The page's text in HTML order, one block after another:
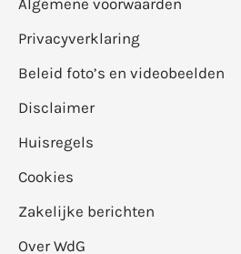
Privacyverklaring
Beleid foto’s en videobeelden
Disclaimer
Huisregels
Cookies
Zakelijke berichten
Over WdG